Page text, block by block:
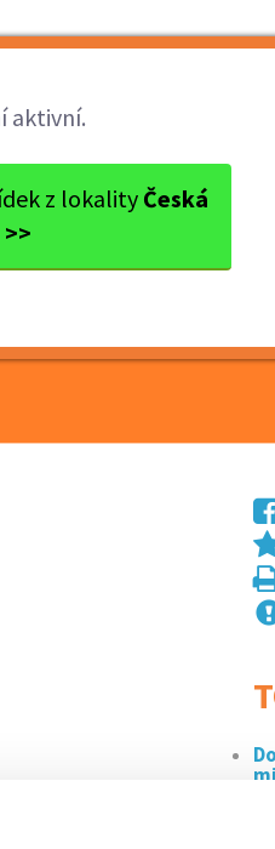
aktivní.
z lokality Česká
ka Valašských spec...
na